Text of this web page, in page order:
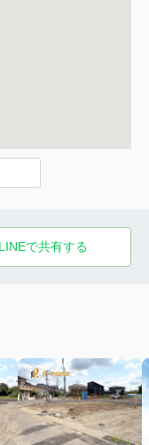
LINEで共有する